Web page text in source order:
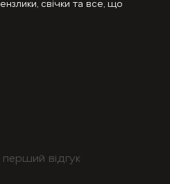
свічки та все, що
відгук